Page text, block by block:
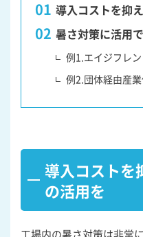
導入コストを抑
暑さ対策に活用
例1.エイジフレ
例2.団体経由産
導入コストを
の活用を
工場内の暑さ対策は非常